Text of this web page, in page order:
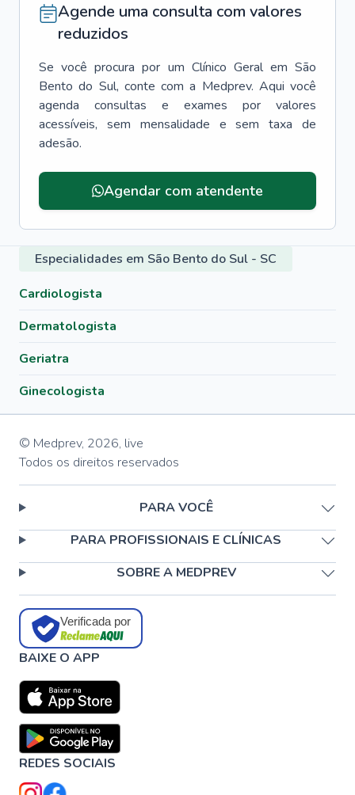
Agende uma consulta com valores
reduzidos
Se você procura por um Clínico Geral em São
Bento do Sul, conte com a Medprev. Aqui você
agenda consultas e exames por valores
acessíveis, sem mensalidade e sem taxa de
adesão.
Agendar com atendente
Especialidades em São Bento do Sul - SC
Cardiologista
Dermatologista
Geriatra
Ginecologista
© Medprev, 2026, live
Todos os direitos reservados
PARA VOCÊ
PARA PROFISSIONAIS E CLÍNICAS
SOBRE A MEDPREV
Verificada por
BAIXE O APP
REDES SOCIAIS